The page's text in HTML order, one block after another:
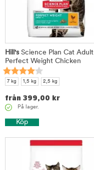
Hill'sScience Plan Cat Adult
Perfect Weight Chicken
7 kg 1,5 kg 2,5 kg
från 399,00 kr
På lager.
Köp